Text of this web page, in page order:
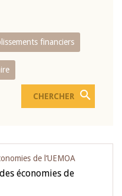
financiers
de l‘UEMOA
économies de